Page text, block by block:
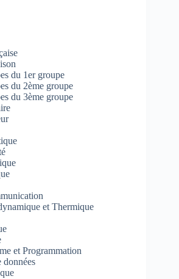
du 1er groupe
du 2ème groupe
du 3ème groupe
et Thermique
et Programmation
données